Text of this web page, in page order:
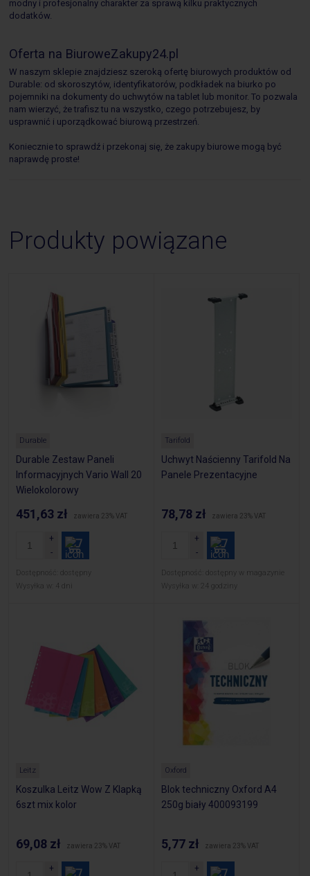
modny i profesjonalny charakter za sprawą kilku praktycznych
dodatków.
Oferta na BiuroweZakupy24.pl
W naszym sklepie znajdziesz szeroką ofertę biurowych produktów od
Durable: od skoroszytów, identyfikatorów, podkładek na biurko po
pojemniki na dokumenty do uchwytów na tablet lub monitor. To pozwala
nam wierzyć, że trafisz tu na wszystko, czego potrzebujesz, by
usprawnić i uporządkować biurową przestrzeń.
Koniecznie to sprawdź i przekonaj się, że zakupy biurowe mogą być
naprawdę proste!
Produkty powiązane
Durable
Durable Zestaw Paneli
Informacyjnych Vario Wall 20
Wielokolorowy
451,63 zł zawiera 23% VAT
Dostępność:
dostępny
Wysyłka w:
4 dni
Tarifold
Uchwyt Naścienny Tarifold Na
Panele Prezentacyjne
78,78 zł zawiera 23% VAT
Dostępność:
dostępny w magazynie
Wysyłka w:
24 godziny
Leitz
Koszulka Leitz Wow Z Klapką
6szt mix kolor
69,08 zł zawiera 23% VAT
Oxford
Blok techniczny Oxford A4
250g biały 400093199
5,77 zł zawiera 23% VAT